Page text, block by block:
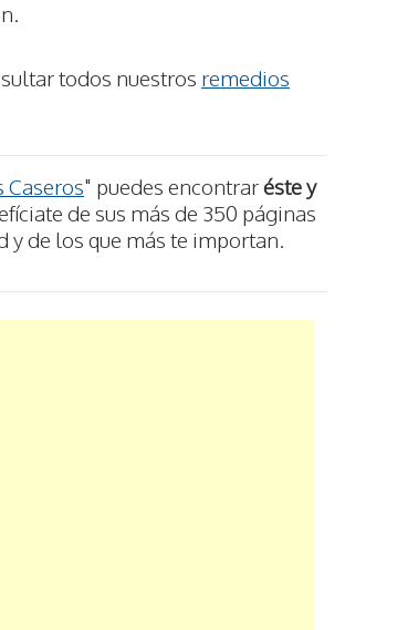
todos nuestros remedios
Caseros" puedes encontraréste y
de sus más de 350 páginas
y de los que más te importan.